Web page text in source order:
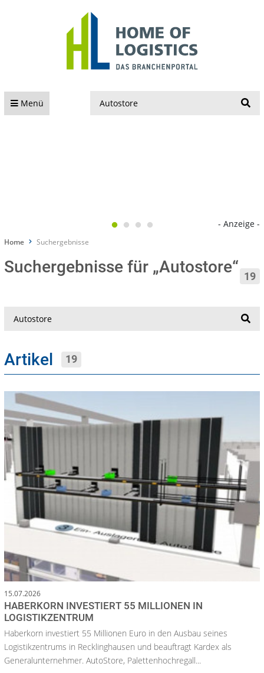
Menü
- Anzeige -
Home Suchergebnisse
Suchergebnisse für „Autostore“ 19
Artikel 19
15.07.2026
HABERKORN INVESTIERT 55 MILLIONEN IN
LOGISTIKZENTRUM
Haberkorn investiert 55 Millionen Euro in den Ausbau seines
Logistikzentrums in Recklinghausen und beauftragt Kardex als
Generalunternehmer. AutoStore, Palettenhochregall...